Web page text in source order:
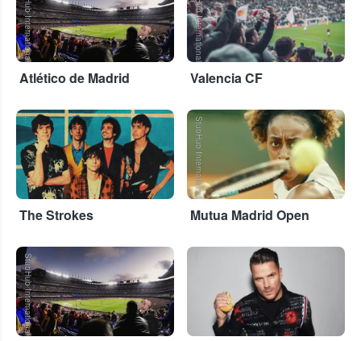
StubHub International
Atlético de Madrid
StubHub International
Valencia CF
...
The Strokes
StubHub International
Mutua Madrid Open
StubHub International ...